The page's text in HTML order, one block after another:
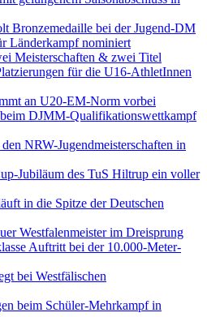
Bronzemedaille bei der Jugend-DM
Länderkampf nominiert
Meisterschaften & zwei Titel
für die U16-AthletInnen
an U20-EM-Norm vorbei
DJMM-Qualifikationswettkampf
NRW-Jugendmeisterschaften in
Jubiläum des TuS Hiltrup ein voller
in die Spitze der Deutschen
Westfalenmeister im Dreisprung
Auftritt bei der 10.000-Meter-
bei Westfälischen
beim Schüler-Mehrkampf in